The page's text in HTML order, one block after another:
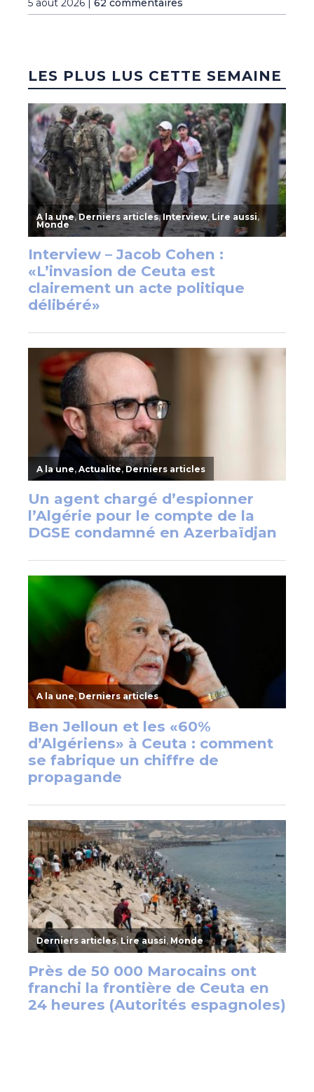
5 août 2026 | 62 commentaires
LES PLUS LUS CETTE SEMAINE